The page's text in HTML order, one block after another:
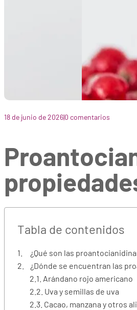
18 de junio de 2026|0 comentarios
Tabla de contenidos
¿Qué son las
¿Dónde se encuentran las
Arándano rojo americano
Uva y semillas de uva
Cacao, manzana y otros